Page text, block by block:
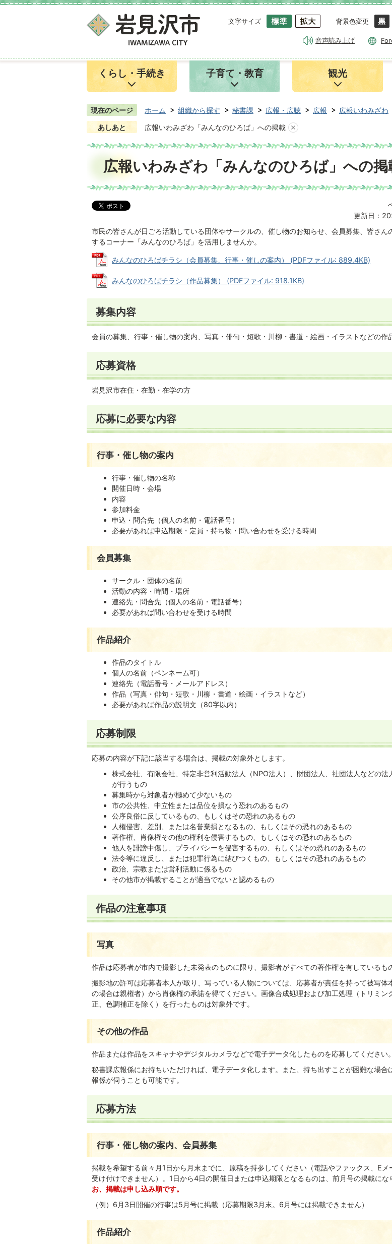
文字サイズ 背景色変更
音声読み上げ
くらし・手続き 子育て・教育 観光
現在のページ ホーム 組織から探す 秘書課 広報・広聴 広報 広報いわみざわ
あしあと
広報いわみざわ「みんなのひろば」への掲載
広報いわみざわ「みんなのひろば」への掲
更新日：
市民の皆さんが日ごろ活動している団体やサークルの、催し物のお知らせ、会員募集、皆さん
するコーナー「みんなのひろば」を活用しませんか。
みんなのひろばチラシ（会員募集、行事・催しの案内） (PDFファイル: 889.4KB)
みんなのひろばチラシ（作品募集） (PDFファイル: 918.1KB)
募集内容
会員の募集、行事・催し物の案内、写真・俳句・短歌・川柳・書道・絵画・イラストなどの作
応募資格
岩見沢市在住・在勤・在学の方
応募に必要な内容
行事・催し物の案内
行事・催し物の名称
開催日時・会場
内容
参加料金
申込・問合先（個人の名前・電話番号）
必要があれば申込期限・定員・持ち物・問い合わせを受ける時間
会員募集
サークル・団体の名前
活動の内容・時間・場所
連絡先・問合先（個人の名前・電話番号）
必要があれば問い合わせを受ける時間
作品紹介
作品のタイトル
個人の名前（ペンネーム可）
連絡先（電話番号・メールアドレス）
作品（写真・俳句・短歌・川柳・書道・絵画・イラストなど）
必要があれば作品の説明文（80字以内）
応募制限
応募の内容が下記に該当する場合は、掲載の対象外とします。
株式会社、有限会社、特定非営利活動法人（NPO法人）、財団法人、社団法人などの法
が行うもの
募集時から対象者が極めて少ないもの
市の公共性、中立性または品位を損なう恐れのあるもの
公序良俗に反しているもの、もしくはその恐れのあるもの
人権侵害、差別、または名誉棄損となるもの、もしくはその恐れのあるもの
著作権、肖像権その他の権利を侵害するもの、もしくはその恐れのあるもの
他人を誹謗中傷し、プライバシーを侵害するもの、もしくはその恐れのあるもの
法令等に違反し、または犯罪行為に結びつくもの、もしくはその恐れのあるもの
政治、宗教または営利活動に係るもの
その他市が掲載することが適当でないと認めるもの
作品の注意事項
写真
作品は応募者が市内で撮影した未発表のものに限り、撮影者がすべての著作権を有しているも
撮影地の許可は応募者本人が取り、写っている人物については、応募者が責任を持って被写体
の場合は親権者）から肖像権の承諾を得てください。画像合成処理および加工処理（トリミン
正、色調補正を除く）を行ったものは対象外です。
その他の作品
作品または作品をスキャナやデジタルカメラなどで電子データ化したものを応募してください。
秘書課広報係にお持ちいただければ、電子データ化します。また、持ち出すことが困難な場合
報係が伺うことも可能です。
応募方法
行事・催し物の案内、会員募集
掲載を希望する前々月1日から月末までに、原稿を持参してください（電話やファックス、Eメ
受け付けできません）。1日から4日の開催日または申込期限となるものは、前月号の掲載にな
お、掲載は申し込み順です。
（例）6月3日開催の行事は5月号に掲載（応募期限3月末。6月号には掲載できません）
作品紹介